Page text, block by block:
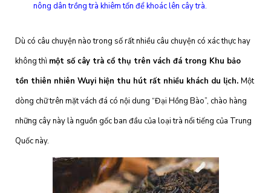
nông dân trồng trà khiêm tốn để khoác lên cây trà.
Dù có câu chuyện nào trong số rất nhiều câu chuyện có xác thực hay
không thì một số cây trà cổ thụ trên vách đá trong Khu bảo
tồn thiên nhiên Wuyi hiện thu hút rất nhiều khách du lịch. Một
dòng chữ trên mặt vách đá có nội dung “Đại Hồng Bào”, chào hàng
những cây này là nguồn gốc ban đầu của loại trà nổi tiếng của Trung
Quốc này.